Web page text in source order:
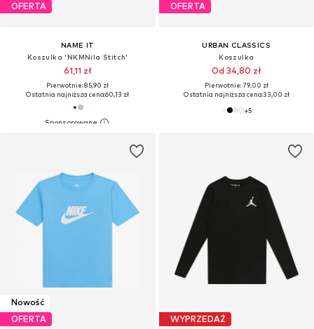
OFERTA
NAME IT
Koszulka 'NKMNila Stitch'
61,11 zł
Pierwotnie: 85,90 zł
Ostatnia najniższa cena:60,13 zł
OFERTA
URBAN CLASSICS
Koszulka
Od 34,80 zł
Pierwotnie: 79,00 zł
Ostatnia najniższa cena:33,00 zł
+5
Nowość
OFERTA
WYPRZEDAŻ